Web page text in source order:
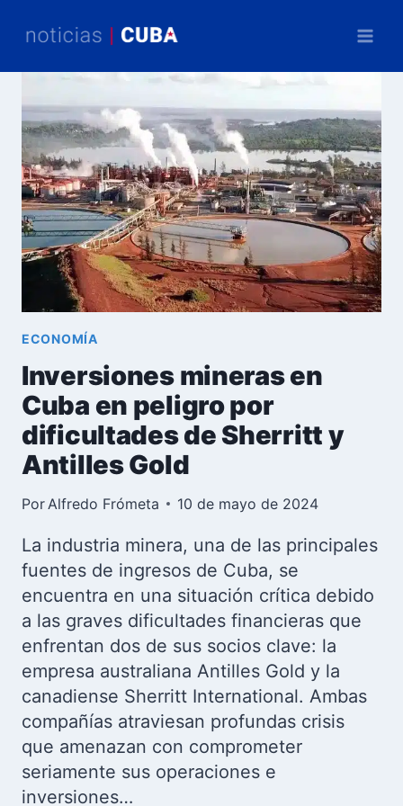
ECONOMÍA
Inversiones mineras en
Cuba en peligro por
dificultades de Sherritt y
Antilles Gold
Por Alfredo Frómeta 10 de mayo de 2024
La industria minera, una de las principales
fuentes de ingresos de Cuba, se
encuentra en una situación crítica debido
a las graves dificultades financieras que
enfrentan dos de sus socios clave: la
empresa australiana Antilles Gold y la
canadiense Sherritt International. Ambas
compañías atraviesan profundas crisis
que amenazan con comprometer
seriamente sus operaciones e
inversiones…